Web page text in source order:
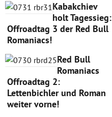
Kabakchiev
holt Tagessieg:
Offroadtag 3 der Red Bull
Romaniacs!
Red Bull
Romaniacs
Offroadtag 2:
Lettenbichler und Roman
weiter vorne!